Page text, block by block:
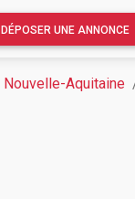
DÉPOSER UNE ANNONCE
Nouvelle-Aquitaine